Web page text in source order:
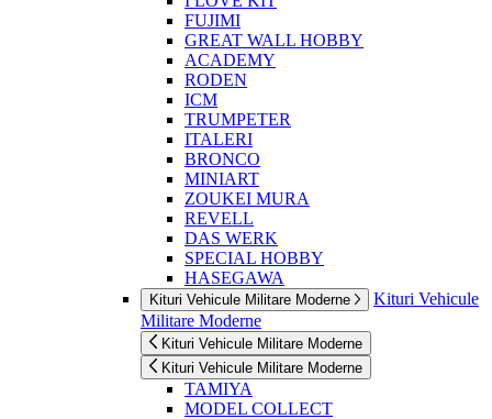
FUJIMI
GREAT WALL HOBBY
ACADEMY
RODEN
ICM
TRUMPETER
ITALERI
BRONCO
MINIART
ZOUKEI MURA
REVELL
DAS WERK
SPECIAL HOBBY
HASEGAWA
Kituri Vehicule Militare Moderne
Kituri Vehicule
Militare Moderne
Kituri Vehicule Militare Moderne
Kituri Vehicule Militare Moderne
TAMIYA
MODEL COLLECT